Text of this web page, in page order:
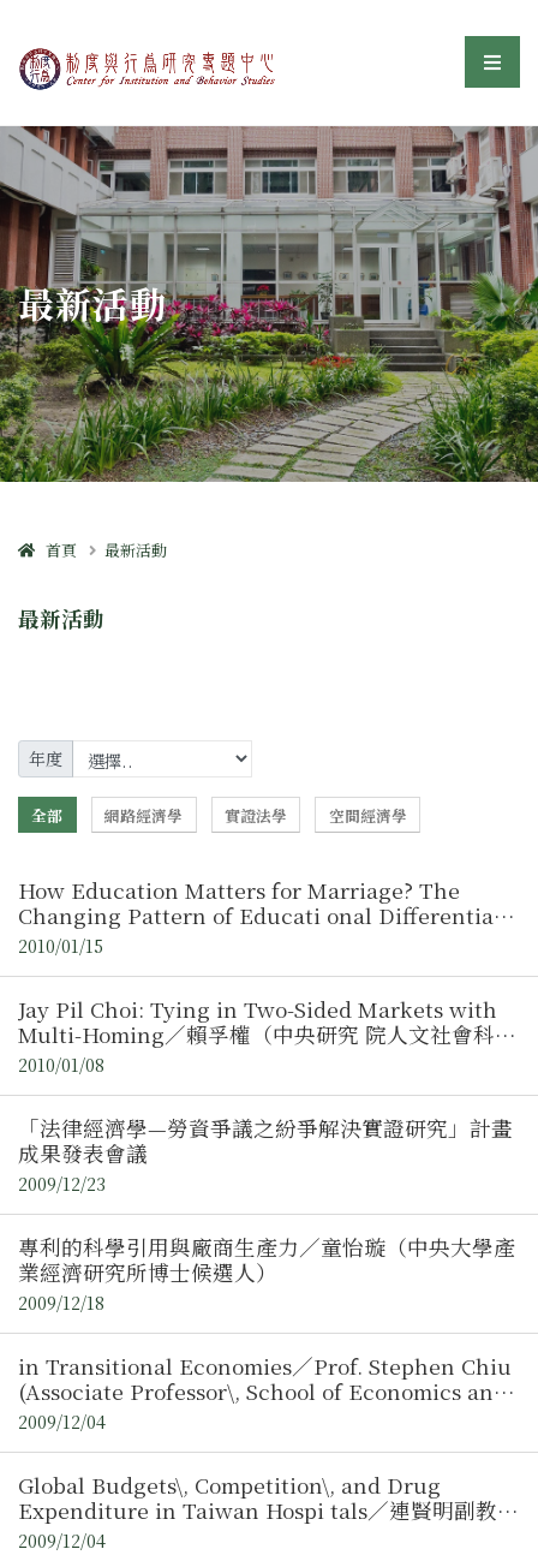
制度與行為研究專題中選
:::
最新活動
首頁 最新活動
最新活動
年度
全部 網路經濟學 實證法學 空間經濟學
How Education Matters for Marriage? The
Changing Pattern of Educati onal Differentials
in Divorce in Taiwan／陳婉琪助理教授 ( 臺北大學
2010/01/15
Jay Pil Choi: Tying in Two-Sided Markets with
Multi-Homing／賴孚權（中央研究 院人文社會科學
研究中心研究員）
2010/01/08
「法律經濟學—勞資爭議之紛爭解決實證研究」計畫
成果發表會議
2009/12/23
專利的科學引用與廠商生產力／童怡璇（中央大學產
業經濟研究所博士候選人）
2009/12/18
in Transitional Economies／Prof. Stephen Chiu
(Associate Professor\, School of Economics and
Finance\, HKU)
2009/12/04
Global Budgets\, Competition\, and Drug
Expenditure in Taiwan Hospi tals／連賢明副教授
( 政治大學 )
2009/12/04